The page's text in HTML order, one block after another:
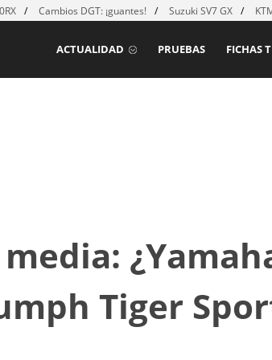
Cambios DGT: ¡guantes! Suzuki SV7 GX
FICHAS
PRUEBAS
ACTUALIDAD
Tiger